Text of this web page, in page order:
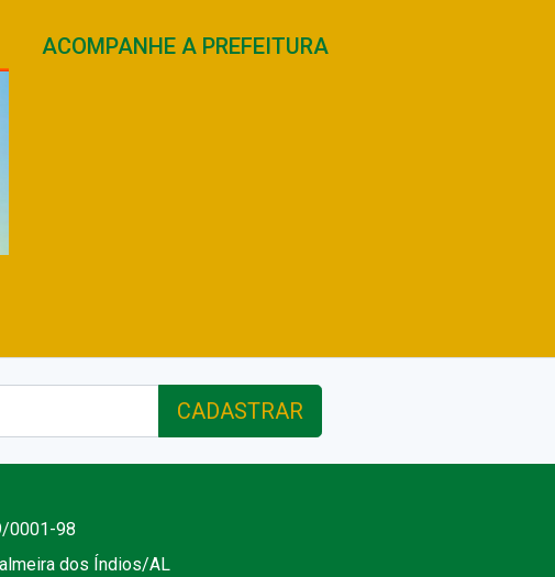
ACOMPANHE A PREFEITURA
CADASTRAR
0001-98
dos Índios/AL